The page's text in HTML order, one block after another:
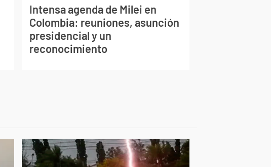
Intensa agenda de Milei en
Colombia: reuniones, asunción
presidencial y un
reconocimiento